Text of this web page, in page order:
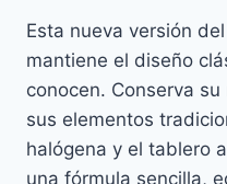
Esta nueva versión
mantiene el diseño
conocen. Conserva
sus elementos
halógena y el tablero
una fórmula sencilla,